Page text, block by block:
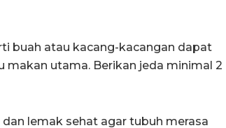
buah atau kacang-kacangan dapat
utama. Berikan jeda minimal 2
lemak sehat agar tubuh merasa